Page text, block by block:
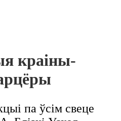
краіны-
па ўсім свеце